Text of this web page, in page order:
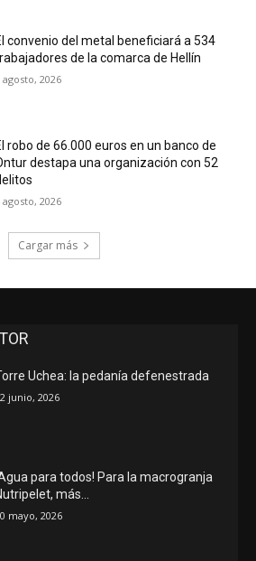
convenio del metal beneficiará a 534
de la comarca de Hellín
agosto, 2026
robo de 66.000 euros en un banco de
destapa una organización con 52
agosto, 2026
Cargar más
Uchea: la pedanía defenestrada
junio, 2026
para todos! Para la macrogranja
más…
mayo, 2026